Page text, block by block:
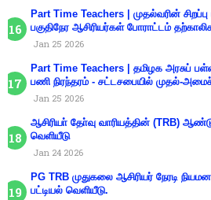
Part Time Teachers | முதல்வரின்
பகுதிநேர ஆசிரியர்கள் போராட்டம்
Jan 25 2026
Part Time Teachers | தமிழக அரசுப்
பணி நிரந்தரம் - சட்டசபையில் முதல்-
Jan 25 2026
ஆசிரியா் தோ்வு வாரியத்தின் (TRB)
வெளியீடு
Jan 24 2026
PG TRB முதுகலை ஆசிரியர் நேரடி
பட்டியல் வெளியீடு.